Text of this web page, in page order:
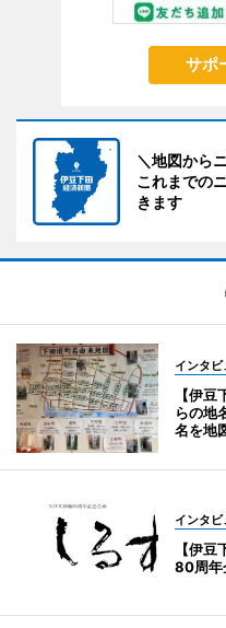
サポ
＼地図から
これまでの
きます
インタビ
【伊
らの地
名を地
インタビ
【伊
80周年